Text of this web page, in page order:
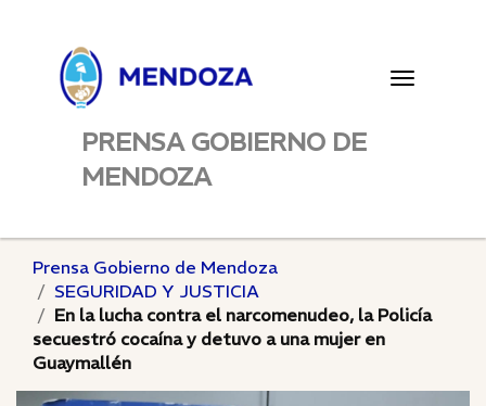
Toggle
PRENSA GOBIERNO DE
MENDOZA
Prensa Gobierno de Mendoza
SEGURIDAD Y JUSTICIA
En la lucha contra el narcomenudeo, la Policía
secuestró cocaína y detuvo a una mujer en
Guaymallén